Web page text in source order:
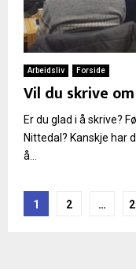
Arbeidsliv Forside
Vil du skrive
Er du glad i å skrive?
Nittedal? Kanskje har
å...
1 2 …